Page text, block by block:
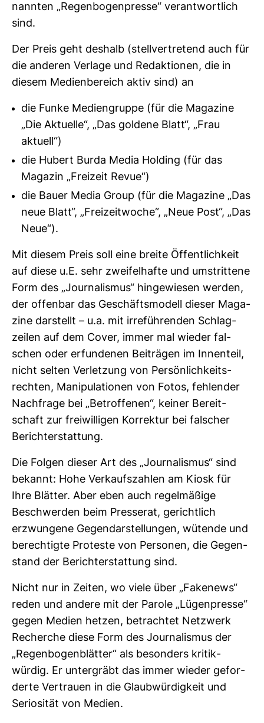
nannten „Regen­bo­gen­presse“ ver­ant­wort­lich
sind.
Der Preis geht des­halb (stell­ver­tre­tend auch für
die anderen Ver­lage und Redak­tionen, die in
diesem Medi­en­be­reich aktiv sind) an
die Funke Mediengruppe (für die Magazine
„Die Aktuelle“, „Das goldene Blatt“, „Frau
aktuell“)
die Hubert Burda Media Holding (für das
Magazin „Freizeit Revue“)
die Bauer Media Group (für die Magazine „Das
neue Blatt“, „Freizeitwoche“, „Neue Post“, „Das
Neue“).
Mit diesem Preis soll eine breite Öffent­lich­keit
auf diese u.E. sehr zwei­fel­hafte und umstrit­tene
Form des „Jour­na­lismus“ hin­ge­wiesen werden,
der offenbar das Geschäfts­mo­dell dieser Maga­
zine dar­stellt – u.a. mit irre­füh­renden Schlag­
zeilen auf dem Cover, immer mal wieder fal­
schen oder erfun­denen Bei­trägen im Innen­teil,
nicht selten Ver­let­zung von Per­sön­lich­keits­
rechten, Mani­pu­la­tionen von Fotos, feh­lender
Nach­frage bei „Betrof­fenen“, keiner Bereit­
schaft zur frei­wil­ligen Kor­rektur bei fal­scher
Bericht­erstat­tung.
Die Folgen dieser Art des „Jour­na­lismus“ sind
bekannt: Hohe Ver­kaufs­zahlen am Kiosk für
Ihre Blätter. Aber eben auch regel­mä­ßige
Beschwerden beim Pres­serat, gericht­lich
erzwun­gene Gegen­dar­stel­lungen, wütende und
berech­tigte Pro­teste von Per­sonen, die Gegen­
stand der Bericht­erstat­tung sind.
Nicht nur in Zeiten, wo viele über „Fake­news“
reden und andere mit der Parole „Lügen­presse“
gegen Medien hetzen, betrachtet Netz­werk
Recherche diese Form des Jour­na­lismus der
„Regen­bo­gen­blätter“ als beson­ders kri­tik­
würdig. Er unter­gräbt das immer wieder gefor­
derte Ver­trauen in die Glaub­wür­dig­keit und
Serio­sität von Medien.